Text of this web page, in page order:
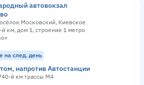
автовокзал
Московский, Киевское
км, дом 1, строение 1 метро
на след. день
напротив Автостанции
й км трассы М4